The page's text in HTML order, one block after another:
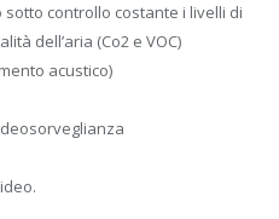
controllo costante i livelli di
dell’aria (Co2 e VOC)
acustico)